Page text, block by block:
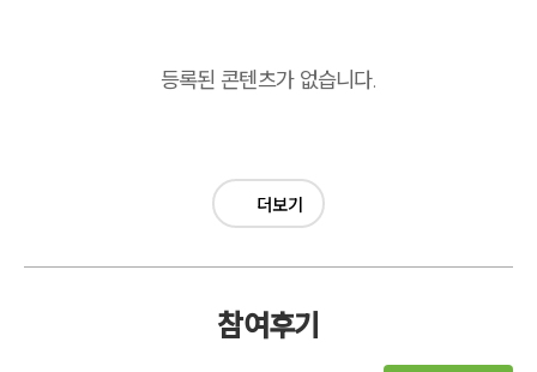
등록된 콘텐츠가 없습니다.
더보기
참여후기